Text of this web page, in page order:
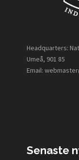
Headquarters:
Umeå, 901 85
Email:
Senaste